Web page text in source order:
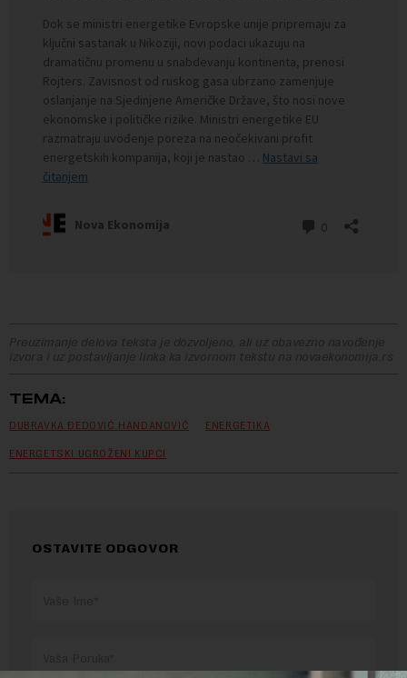
Preuzimanje delova teksta je dozvoljeno, ali uz obavezno navođenje
izvora i uz postavljanje linka ka izvornom tekstu na novaekonomija.rs
TEMA:
DUBRAVKA ĐEDOVIĆ HANDANOVIĆ ENERGETIKA
ENERGETSKI UGROŽENI KUPCI
OSTAVITE ODGOVOR